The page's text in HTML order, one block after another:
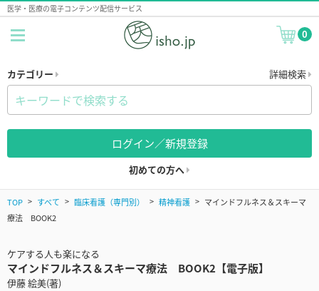
医学・医療の電子コンテンツ配信サービス
0
カテゴリー 詳細検索
ログイン／新規登録
初めての方へ
TOP すべて 臨床看護（専門別） 精神看護
マインドフルネス＆スキーマ
療法 BOOK2
ケアする人も楽になる
マインドフルネス＆スキーマ療法 BOOK2【電子版】
伊藤 絵美(著)